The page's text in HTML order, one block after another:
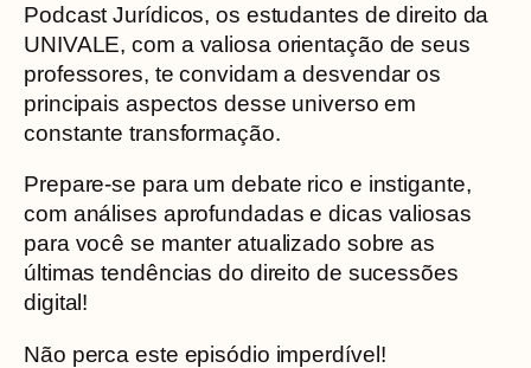
Podcast Jurídicos, os estudantes de direito da
UNIVALE, com a valiosa orientação de seus
professores, te convidam a desvendar os
principais aspectos desse universo em
constante transformação.
Prepare-se para um debate rico e instigante,
com análises aprofundadas e dicas valiosas
para você se manter atualizado sobre as
últimas tendências do direito de sucessões
digital!
Não perca este episódio imperdível!